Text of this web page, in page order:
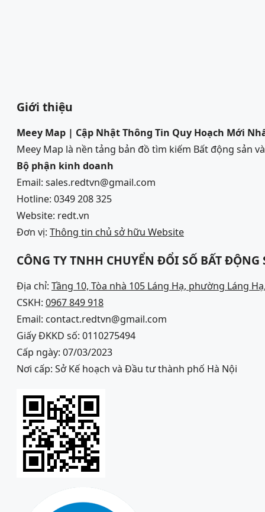
Giới thiệu
Meey Map | Cập Nhật Thông Tin Quy Hoạch Mới
Meey Map là nền tảng bản đồ tìm kiếm Bất động sản
Bộ phận kinh doanh
Email: sales.redtvn@gmail.com
Hotline: 0349 208 325
Website: redt.vn
Đơn vị: Thông tin chủ sở hữu Website
CÔNG TY TNHH CHUYỂN ĐỔI SỐ BẤT ĐỘNG
Địa chỉ: Tầng 10, Tòa nhà 105 Láng Hạ, phường Láng
CSKH: 0967 849 918
Email: contact.redtvn@gmail.com
Giấy ĐKKD số: 0110275494
Cấp ngày: 07/03/2023
Nơi cấp: Sở Kế hoạch và Đầu tư thành phố Hà Nội